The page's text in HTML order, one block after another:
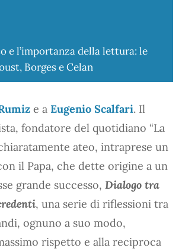
e l’importanza della lettura: le
Borges e Celan
e a Eugenio Scalfari. Il
fondatore del quotidiano “La
ateo, intraprese un
il Papa, che dette origine a un
grande successo, Dialogo tra
, una serie di riflessioni tra
ognuno a suo modo,
rispetto e alla reciproca